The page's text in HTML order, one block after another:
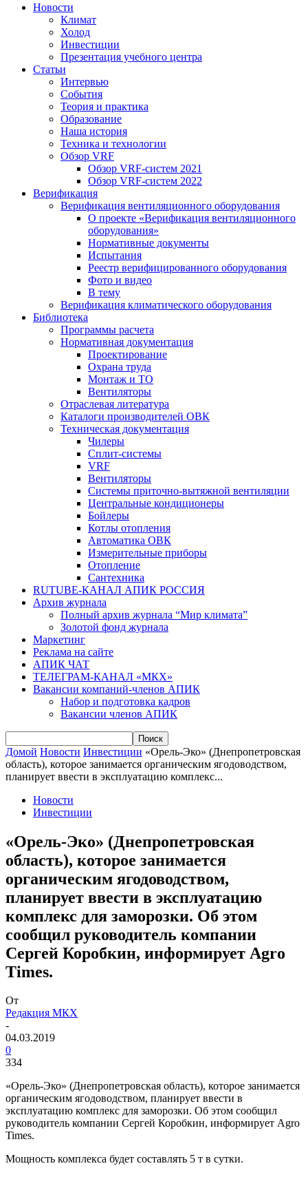
Новости
Климат
Холод
Инвестиции
Презентация учебного центра
Статьи
Интервью
События
Теория и практика
Образование
Наша история
Техника и технологии
Обзор VRF
Обзор VRF-систем 2021
Обзор VRF-систем 2022
Верификация
Верификация вентиляционного оборудования
О проекте «Верификация вентиляционного
оборудования»
Нормативные документы
Испытания
Реестр верифицированного оборудования
Фото и видео
В тему
Верификация климатического оборудования
Библиотека
Программы расчета
Нормативная документация
Проектирование
Охрана труда
Монтаж и ТО
Вентиляторы
Отраслевая литература
Каталоги производителей ОВК
Техническая документация
Чилеры
Сплит-системы
VRF
Вентиляторы
Системы приточно-вытяжной вентиляции
Центральные кондиционеры
Бойлеры
Котлы отопления
Автоматика ОВК
Измерительные приборы
Отопление
Сантехника
RUTUBE-КАНАЛ АПИК РОССИЯ
Архив журнала
Полный архив журнала “Мир климата”
Золотой фонд журнала
Маркетинг
Реклама на сайте
АПИК ЧАТ
ТЕЛЕГРАМ-КАНАЛ «МКХ»
Вакансии компаний-членов АПИК
Набор и подготовка кадров
Вакансии членов АПИК
Домой Новости Инвестиции «Орель-Эко» (Днепропетровская
область), которое занимается органическим ягодоводством,
планирует ввести в эксплуатацию комплекс...
Новости
Инвестиции
«Орель-Эко» (Днепропетровская
область), которое занимается
органическим ягодоводством,
планирует ввести в эксплуатацию
комплекс для заморозки. Об этом
сообщил руководитель компании
Сергей Коробкин, информирует Agro
Times.
От
Редакция МКХ
-
04.03.2019
0
334
«Орель-Эко» (Днепропетровская область), которое занимается
органическим ягодоводством, планирует ввести в
эксплуатацию комплекс для заморозки. Об этом сообщил
руководитель компании Сергей Коробкин, информирует Agro
Times.
Мощность комплекса будет составлять 5 т в сутки.